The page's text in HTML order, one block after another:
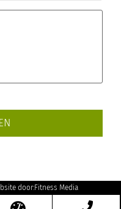
door:Fitness Media